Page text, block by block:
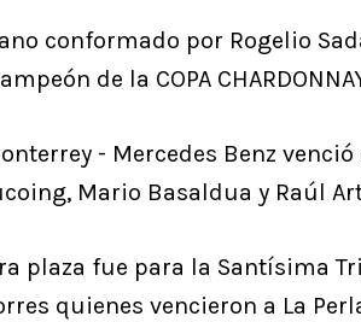
conformado por Rogelio
de la COPA
- Mercedes Benz
Mario Basaldua y Raúl
plaza fue para la Santísima
quienes vencieron a La